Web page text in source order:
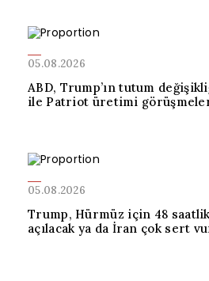
05.08.2026
ABD, Trump’ın tutum
ile Patriot üretimi
05.08.2026
Trump, Hürmüz için 48
açılacak ya da İran çok sert